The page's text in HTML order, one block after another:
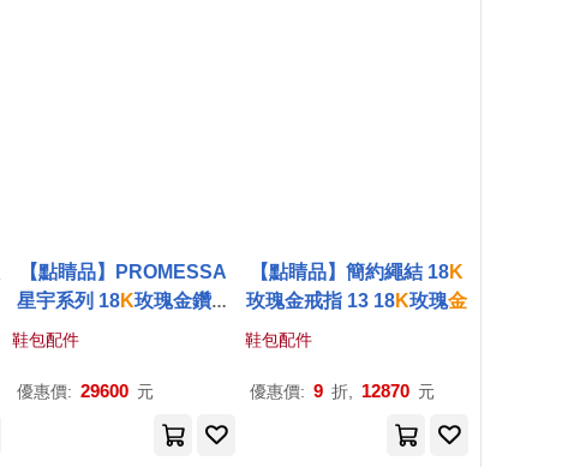
【點睛品】PROMESSA
星宇系列 18K玫瑰金鑽石
戒指 9 18
鞋包配件
優惠價: 29600 元
【點睛品】簡約繩結 18K
玫瑰金戒指 13 18K玫瑰金
鞋包配件
優惠價: 9 折, 12870 元